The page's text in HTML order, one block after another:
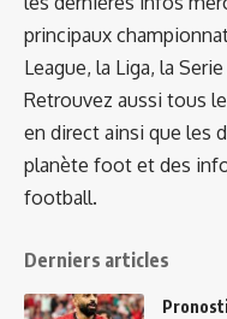
principaux
League, la Liga, la
Retrouvez aussi tous
en direct ainsi que les
planète foot et des
football.
Derniers articles